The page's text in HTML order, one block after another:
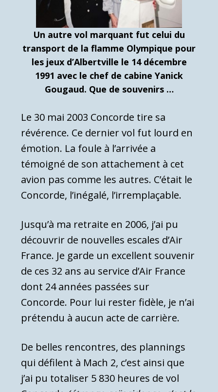
Un autre vol marquant fut celui du
transport de la flamme Olympique pour
les jeux d’Albertville le 14 décembre
1991 avec le chef de cabine Yanick
Gougaud. Que de souvenirs …
Le 30 mai 2003 Concorde tire sa
révérence. Ce dernier vol fut lourd en
émotion. La foule à l’arrivée a
témoigné de son attachement à cet
avion pas comme les autres. C’était le
Concorde, l’inégalé, l’irremplaçable.
Jusqu’à ma retraite en 2006, j’ai pu
découvrir de nouvelles escales d’Air
France. Je garde un excellent souvenir
de ces 32 ans au service d’Air France
dont 24 années passées sur
Concorde. Pour lui rester fidèle, je n’ai
prétendu à aucun acte de carrière.
De belles rencontres, des plannings
qui défilent à Mach 2, c’est ainsi que
j’ai pu totaliser 5 830 heures de vol